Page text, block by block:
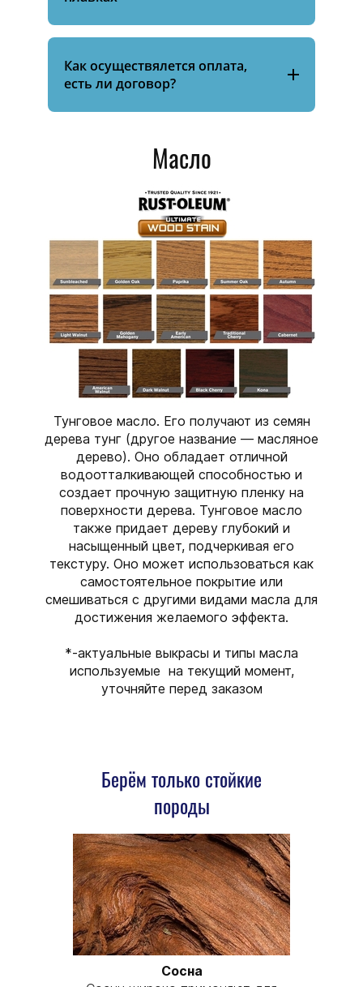
Как осуществялется оплата,
есть ли договор?
Масло
Тунговое масло. Его получают из семян
дерева тунг (другое название — масляное
дерево). Оно обладает отличной
водоотталкивающей способностью и
создает прочную защитную пленку на
поверхности дерева. Тунговое масло
также придает дереву глубокий и
насыщенный цвет, подчеркивая его
текстуру. Оно может использоваться как
самостоятельное покрытие или
смешиваться с другими видами масла для
достижения желаемого эффекта.
*-актуальные выкрасы и типы масла
используемые на текущий момент,
уточняйте перед заказом
Берём только стойкие
породы
Сосна